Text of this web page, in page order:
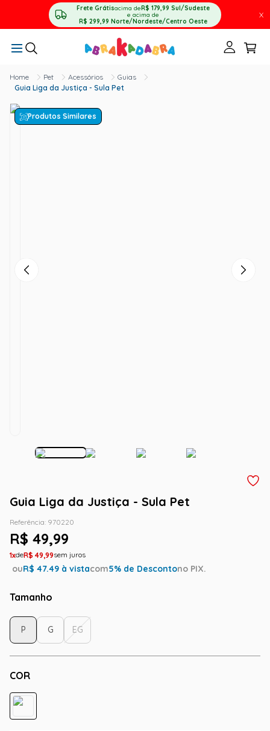
Frete Grátisacima deR$ 179,99 Sul/Sudeste
e acima de
R$ 299,99 Norte/Nordeste/Centro Oeste
X
Pet Acessórios
Guias
Guia Liga da Justiça - Sula Pet
Produtos Similares
Guia Liga da Justiça - Sula Pet
Referência: 970220
R$ 49,99
1 R$ 49,99
ouR$ 47.49 à vistacom5% de Descontono PIX.
Tamanho
COR
P G EG